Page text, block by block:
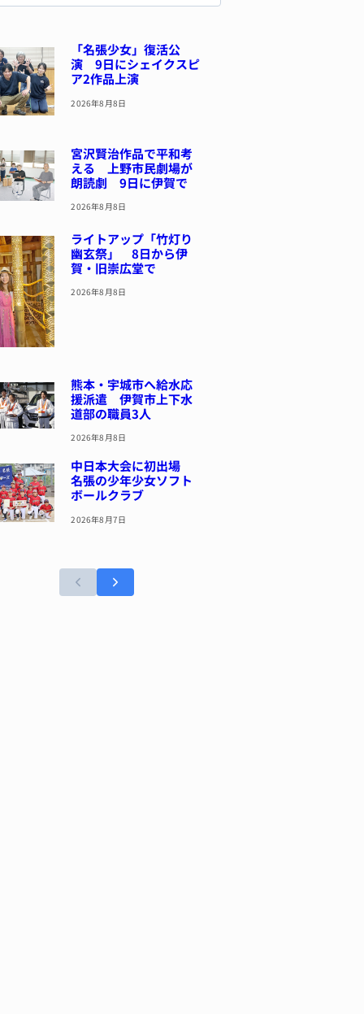
「名張少女」復活公
演 9日にシェイクスピ
ア2作品上演
2026年8月8日
宮沢賢治作品で平和考
える 上野市民劇場が
朗読劇 9日に伊賀で
2026年8月8日
ライトアップ「竹灯り
幽玄祭」 8日から伊
賀・旧崇広堂で
2026年8月8日
熊本・宇城市へ給水応
援派遣 伊賀市上下水
道部の職員3人
2026年8月8日
中日本大会に初出場
名張の少年少女ソフト
ボールクラブ
2026年8月7日